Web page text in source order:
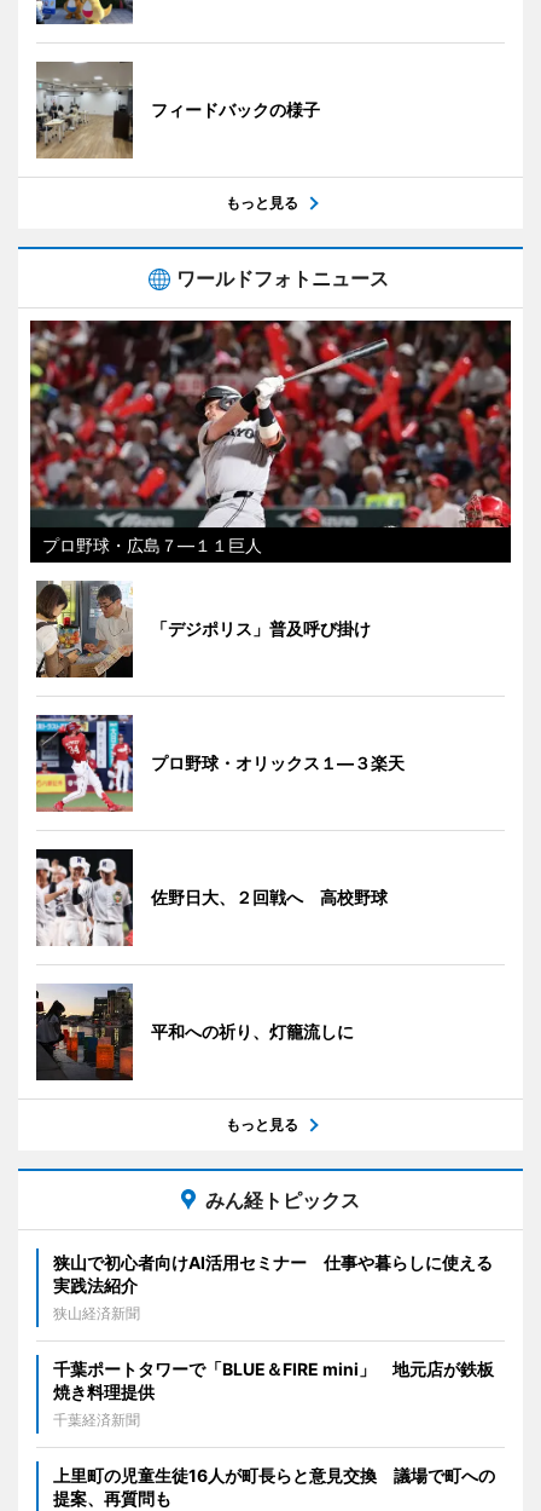
フィードバックの様子
もっと見る
ワールドフォトニュース
プロ野球・広島７―１１巨人
「デジポリス」普及呼び掛け
プロ野球・オリックス１―３楽天
佐野日大、２回戦へ 高校野球
平和への祈り、灯籠流しに
もっと見る
みん経トピックス
狭山で初心者向けAI活用セミナー 仕事や暮らしに使える
実践法紹介
狭山経済新聞
千葉ポートタワーで「BLUE＆FIRE mini」 地元店が鉄板
焼き料理提供
千葉経済新聞
上里町の児童生徒16人が町長らと意見交換 議場で町への
提案、再質問も